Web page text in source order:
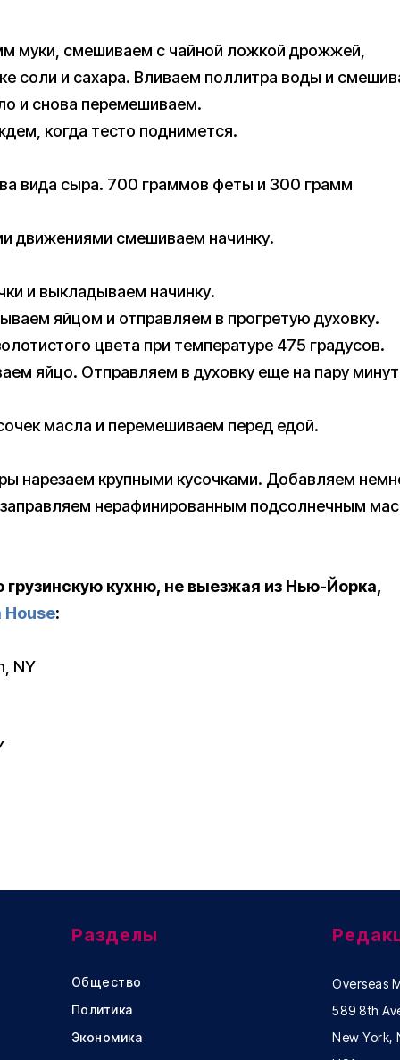
муки, смешиваем с чайной ложкой дрожжей,
соли и сахара. Вливаем поллитра воды и
и снова перемешиваем.
когда тесто поднимется.
вида сыра. 700 граммов феты и 300 грамм
движениями смешиваем начинку.
и выкладываем начинку.
яйцом и отправляем в прогретую духовку.
цвета при температуре 475 градусов.
яйцо. Отправляем в духовку еще на пару
масла и перемешиваем перед едой.
нарезаем крупными кусочками. Добавляем
заправляем нерафинированным подсолнечным
кухню, не выезжая из Нью-Йорка,
House:
NY
Разделы
Общество
Политика
Экономика
Overseas
589 8th
New York,